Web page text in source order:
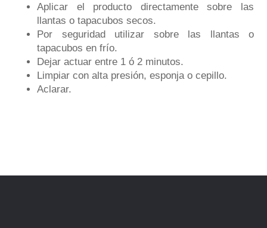
Aplicar el producto directamente sobre las
llantas o tapacubos secos.
Por seguridad utilizar sobre las llantas o
tapacubos en frío.
Dejar actuar entre 1 ó 2 minutos.
Limpiar con alta presión, esponja o cepillo.
Aclarar.